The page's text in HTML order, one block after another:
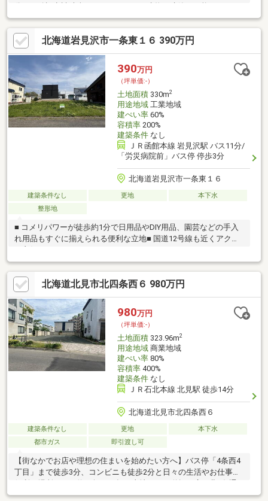
す。※存在しない建物の滅失登記及び抵当権の抹消登記により、
お引渡しまで時間を要することが予想されます。※樹木の枝葉が
西側隣接地に越境している可能性がありますが、現状での引渡し
となります。※樹木の枝葉が南側隣接地から越境している可能性
がありますが、現状での引渡しとなります。
北海道岩見沢市一条東１６ 390万円
390万円
（坪単価:-）
土地面積330m2
用途地域工業地域
建ぺい率60%
容積率200%
建築条件なし
ＪＲ函館本線 岩見沢駅 バス11分/
「労災病院前」バス停 停歩3分
北海道岩見沢市一条東１６
建築条件なし 更地
本下水
整形地
■ コメリパワーが徒歩約1分で日用品やDIY用品、園芸などの手入
れ用品もすぐに揃えられる便利な立地■ 国道12号線も近くアクセ
北海道北見市北四条西６ 980万円
980万円
（坪単価:-）
土地面積323.96m2
用途地域商業地域
建ぺい率80%
容積率400%
建築条件なし
ＪＲ石北本線 北見駅 徒歩14分
北海道北見市北四条西６
建築条件なし 更地
本下水
都市ガス
即引渡し可
【街なかでお店や理想の住まいを始めたい方へ】バス停「4条西4
丁目」まで徒歩3分、コンビニも徒歩2分と日々の生活やお仕事に
りに面しているので、お店や事務所を兼ねたマイホームを建てた